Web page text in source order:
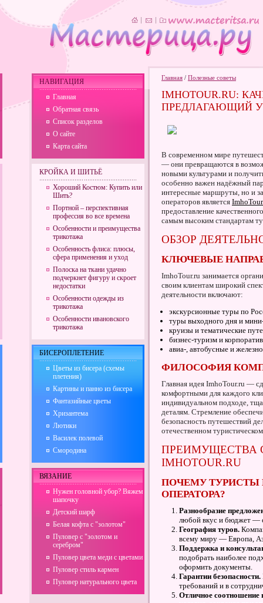
Главная / Полезные советы
IMHOTOUR.RU:
ПРЕДЛАГАЮЩИЙ
В современном мире
— они превращаются в
новыми культурами и
особенно важен надёжный
интересные маршруты, но и
операторов является
предоставление
самым высоким стандартам
ОБЗОР
КЛЮЧЕВЫЕ
ImhoTour.ru занимается
своим клиентам широкий
деятельности включают:
экскурсионные туры по
туры выходного дня и
круизы и тематические
бизнес-туризм и
авиа-, автобусные и
ФИЛОСОФИЯ
Главная идея ImhoTour.ru —
комфортными для каждого
индивидуальном подходе,
деталям. Стремление
безопасность путешествий
отечественном
ПРЕИМУЩЕСТВА
IMHOTOUR.RU
ПОЧЕМУ
ОПЕРАТОРА?
Разнообразие
любой вкус и бюджет —
География туров.
всему миру — Европа,
Поддержка и
подобрать наиболее
оформить документы.
Гарантии безопасности.
требований и в
Отличное соотношение
НАВИГАЦИЯ
Главная
Обратная связь
Список разделов
О сайте
Карта сайта
КРОЙКА И ШИТЬЁ
Хороший Костюм: Купить или
Шить?
Портной – перспективная
профессия во все времена
Особенности и преимущества
трикотажа
Особенность флиса: плюсы,
сфера применения и уход
Полоска на ткани удачно
подчеркнет фигуру и скроет
недостатки
Особенности одежды из
трикотажа
Особенности ивановского
трикотажа
БИСЕРОПЛЕТЕНИЕ
Цветы из бисера (схемы
плетения)
Картины и панно из бисера
Фантазийные цветы
Хризантема
Лютики
Василек полевой
Смородина
ВЯЗАНИЕ
Нужен головной убор? Вяжем
шапочку
Детский шарф
Белая кофта с "золотом"
Пуловер с "золотом и
серебром"
Пуловер цвета меди с цветами
Пуловер стиль кармен
Пуловер натурального цвета